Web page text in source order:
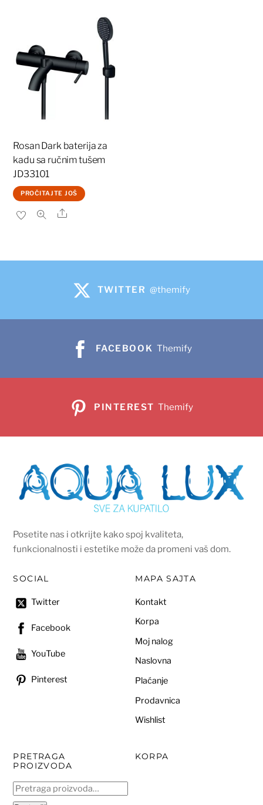
Rosan Dark baterija za
kadu sa ručnim tušem
JD33101
PROČITAJTE JOŠ
Share
TWITTER @themify
FACEBOOK Themify
PINTEREST Themify
Posetite nas i otkrijte kako spoj kvaliteta,
funkcionalnosti i estetike može da promeni vaš dom.
SOCIAL
Twitter
Facebook
YouTube
Pinterest
MAPA SAJTA
Kontakt
Korpa
Moj nalog
Naslovna
Plaćanje
Prodavnica
Wishlist
PRETRAGA
PROIZVODA
Pretraga
za:
KORPA